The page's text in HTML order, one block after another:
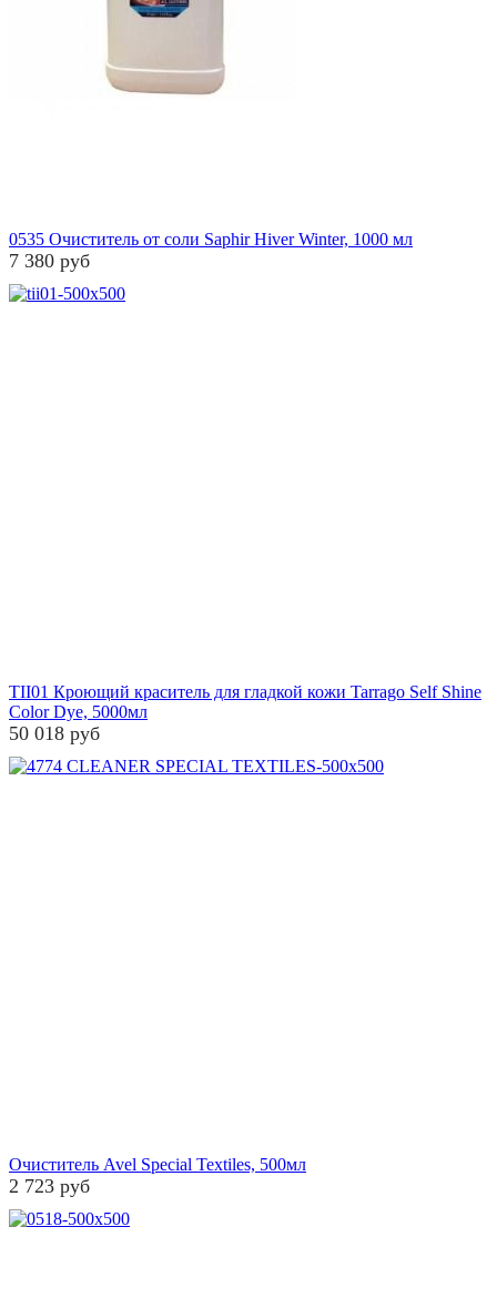
0535 Очиститель от соли Saphir Hiver Winter, 1000 мл
7 380 руб
TII01 Кроющий краситель для гладкой кожи Tarrago Self Shine
Color Dye, 5000мл
50 018 руб
Очиститель Avel Special Textiles, 500мл
2 723 руб